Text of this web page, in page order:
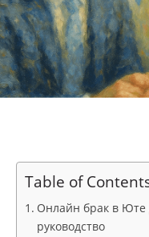
Table of
Онлайн брак в Юте
руководство